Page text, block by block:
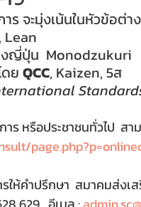
ร จะมุ่งเน้นในหัวข้อต่
Lean
ญี่ปุ่น  Monodzukuri
ย QCC, Kaizen, 5ส
ร หรือประชาชนทั่วไป  ส
ห้คำปรึกษา  สมาคมส่ง